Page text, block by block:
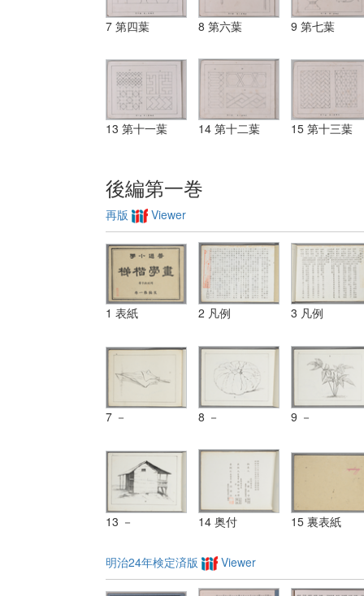
7 第四葉 8 第六葉 9 第七葉
13 第十一葉 14 第十二葉 15 第十三葉
後編第一巻
再版 Viewer
1 表紙 2 凡例 3 凡例
7 － 8 － 9 －
13 － 14 奥付 15 裏表紙
明治24年検定済版 Viewer